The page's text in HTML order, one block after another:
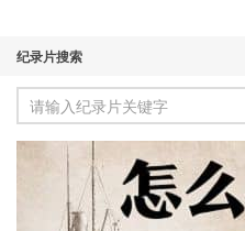
纪录片搜索